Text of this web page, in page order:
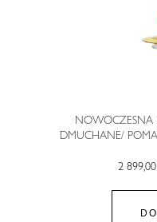
NOWOCZESNA
DMUCHANE/
2 899,00